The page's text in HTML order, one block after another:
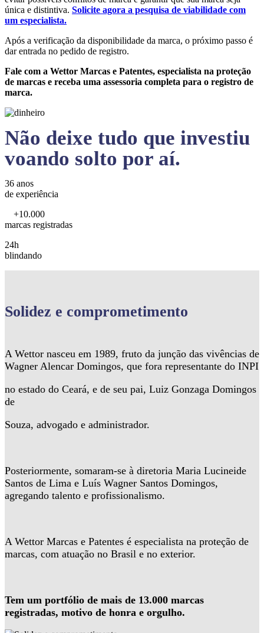
única e distintiva. Solicite agora a pesquisa de viabilidade com
um especialista.
Após a verificação da disponibilidade da marca, o próximo passo é
dar entrada no pedido de registro.
Fale com a Wettor Marcas e Patentes, especialista na proteção
de marcas e receba uma assessoria completa para o registro de
marca.
Não deixe tudo que investiu
voando solto por aí.
36 anos
de experiência
+10.000
marcas registradas
24h
blindando
Solidez e comprometimento
A Wettor nasceu em 1989, fruto da junção das vivências de
Wagner Alencar Domingos, que fora representante do INPI
no estado do Ceará, e de seu pai, Luiz Gonzaga Domingos
de
Souza, advogado e administrador.
Posteriormente, somaram-se à diretoria Maria Lucineide
Santos de Lima e Luís Wagner Santos Domingos,
agregando talento e profissionalismo.
A Wettor Marcas e Patentes é especialista na proteção de
marcas, com atuação no Brasil e no exterior.
Tem um portfólio de mais de 13.000 marcas
registradas, motivo de honra e orgulho.